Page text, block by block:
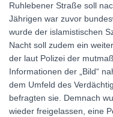
Ruhlebener Straße soll
Jährigen war zuvor
wurde der islamistischen
Nacht soll zudem ein
der laut Polizei der
Informationen der „Bild“
dem Umfeld des
befragten sie. Demnach
wieder freigelassen, eine